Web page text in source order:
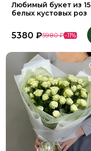
Любимый букет из 15
белых кустовых роз
5380 ₽5980 ₽-11%